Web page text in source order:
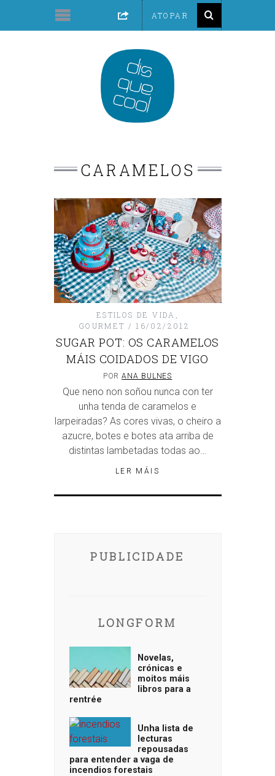
CARAMELOS
ESTILOS DE VIDA
GOURMET
16/02/2012
SUGAR POT: OS CARAMELOS
MÁIS COIDADOS DE VIGO
PORANA BULNES
Que neno non soñou nunca con ter
unha tenda de caramelos e
larpeiradas? As cores vivas, o cheiro a
azucre, botes e botes ata arriba de
distintas lambetadas todas ao…
LER MÁIS
PUBLICIDADE
LONGFORM
Novelas,
crónicas e
moitos máis
libros para a
rentrée
Unha lista de
lecturas
repousadas
para entender a vaga de
incendios forestais